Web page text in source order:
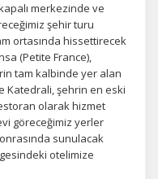
merkezinde ve
şehir turu
ortasında hissettirecek
(Petite France),
tam kalbinde yer alan
Katedrali, şehrin en eski
olarak hizmet
göreceğimiz yerler
sunulacak
otelimize